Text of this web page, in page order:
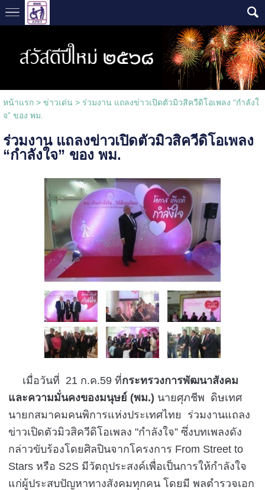
หน้าแรก> ข่าวเด่น > ร่วมงาน แถลงข่าวเปิดตัวมิวสิควีดิโอเพลง “กำลังใ
จ” ของ พม.
ร่วมงาน แถลงข่าวเปิดตัวมิวสิควีดิโอเพลง
“กำลังใจ” ของ พม.
เมื่อวันที่ 21 ก.ค.59 ที่กระทรวงการพัฒนาสังคม
และความมั่นคงของมนุษย์ (พม.) นายศุภชีพ ดิษเทศ
นายกสมาคมคนพิการแห่งประเทศไทย ร่วมงานแถลง
ข่าวเปิดตัวมิวสิควีดิโอเพลง "กำลังใจ” ซึ่งบทเพลงดัง
กล่าวขับร้องโดยศิลปินจากโครงการ From Street to
Stars หรือ S2S มีวัตถุประสงค์เพื่อเป็นการให้กำลังใจ
แก่ผู้ประสบปัญหาทางสังคมทุกคน โดยมี พลตำรวจเอก